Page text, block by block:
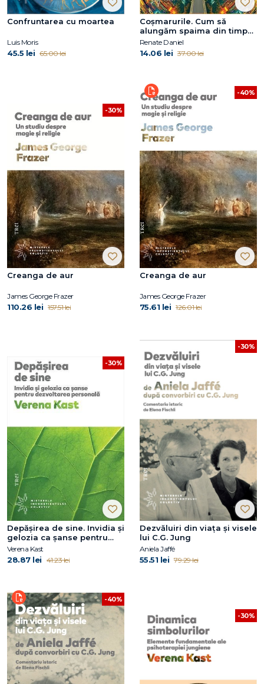
Confruntarea cu moartea
Luis Moris
45.5 lei 65.00 lei
Coșmarurile. Cum să
alungăm spaima din timpul
nopții
Renate Daniel
14.06 lei 37.00 lei
-30%
Creanga de aur
James George Frazer
110.26 lei 157.51 lei
-40%
Creanga de aur
James George Frazer
75.61 lei 126.01 lei
-30%
Depășirea de sine. Invidia și
gelozia ca șanse pentru
dezvoltarea personală
Verena Kast
28.87 lei 41.23 lei
-30%
Dezvăluiri din viața și visele
lui C.G. Jung
Aniela Jaffé
55.51 lei 79.29 lei
-40%
-30%